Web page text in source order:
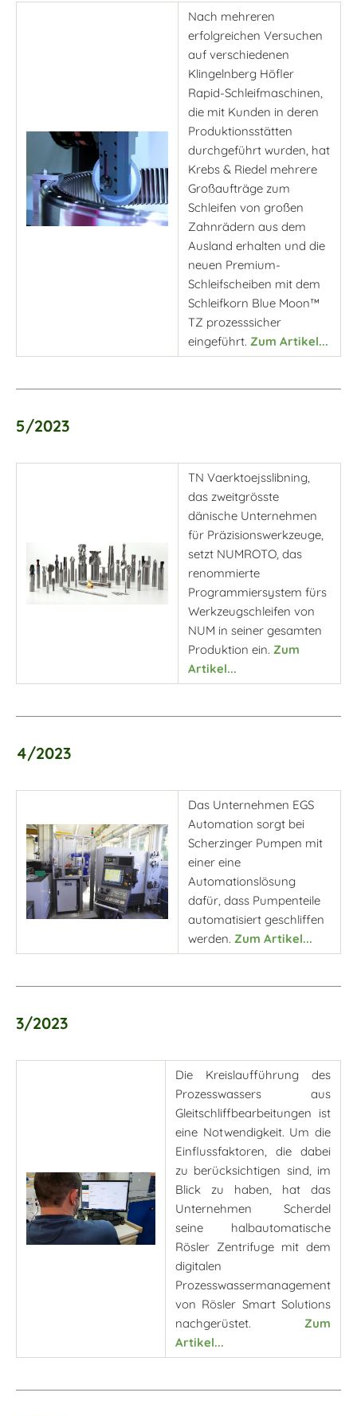
Nach mehreren
erfolgreichen Versuchen
auf verschiedenen
Klingelnberg Höfler
Rapid-Schleifmaschinen,
die mit Kunden in deren
Produktionsstätten
durchgeführt wurden, hat
Krebs & Riedel mehrere
Großaufträge zum
Schleifen von großen
Zahnrädern aus dem
Ausland erhalten und die
neuen Premium-
Schleifscheiben mit dem
Schleifkorn Blue Moon™
TZ prozesssicher
eingeführt. Zum Artikel...
5/2023
TN Vaerktoejsslibning,
das zweitgrösste
dänische Unternehmen
für Präzisionswerkzeuge,
setzt NUMROTO, das
renommierte
Programmiersystem fürs
Werkzeugschleifen von
NUM in seiner gesamten
Produktion ein. Zum
Artikel...
4/2023
Das Unternehmen EGS
Automation sorgt bei
Scherzinger Pumpen mit
einer eine
Automationslösung
dafür, dass Pumpenteile
automatisiert geschliffen
werden. Zum Artikel...
3/2023
Die Kreislaufführung des
Prozesswassers aus
Gleitschliffbearbeitungen ist
eine Notwendigkeit. Um die
Einflussfaktoren, die dabei
zu berücksichtigen sind, im
Blick zu haben, hat das
Unternehmen Scherdel
seine halbautomatische
Rösler Zentrifuge mit dem
digitalen
Prozesswassermanagement
von Rösler Smart Solutions
nachgerüstet. Zum
Artikel...